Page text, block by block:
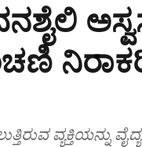
ವ್ಯಕ್ತಿಯನ್ನು